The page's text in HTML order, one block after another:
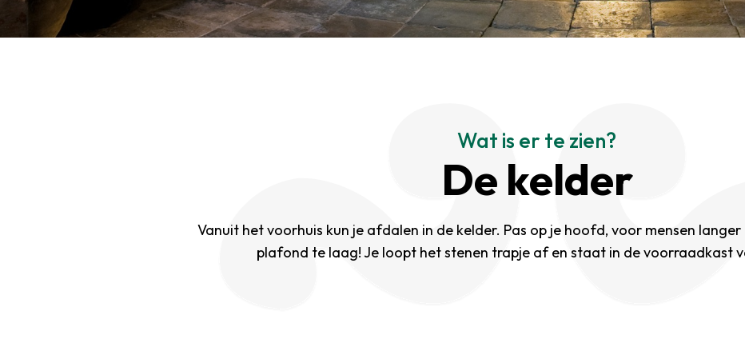
Wat is er te zien?
De kelder
Vanuit het voorhuis kun je afdalen in de kelder. Pas op je hoofd, voor mensen langer
plafond te laag! Je loopt het stenen trapje af en staat in de voorraadkast